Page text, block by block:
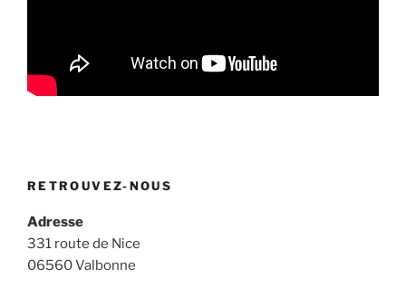
RETROUVEZ-NOUS
Adresse
331 route de Nice
06560 Valbonne